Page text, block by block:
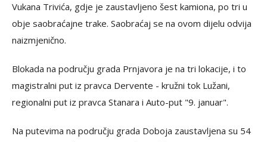
Vukana Trivića, gdje je zaustavljeno šest kamiona, po tri u
obje saobraćajne trake. Saobraćaj se na ovom dijelu odvija
naizmjenično.
Blokada na području grada Prnjavora je na tri lokacije, i to
magistralni put iz pravca Dervente - kružni tok Lužani,
regionalni put iz pravca Stanara i Auto-put "9. januar".
Na putevima na području grada Doboja zaustavljena su 54